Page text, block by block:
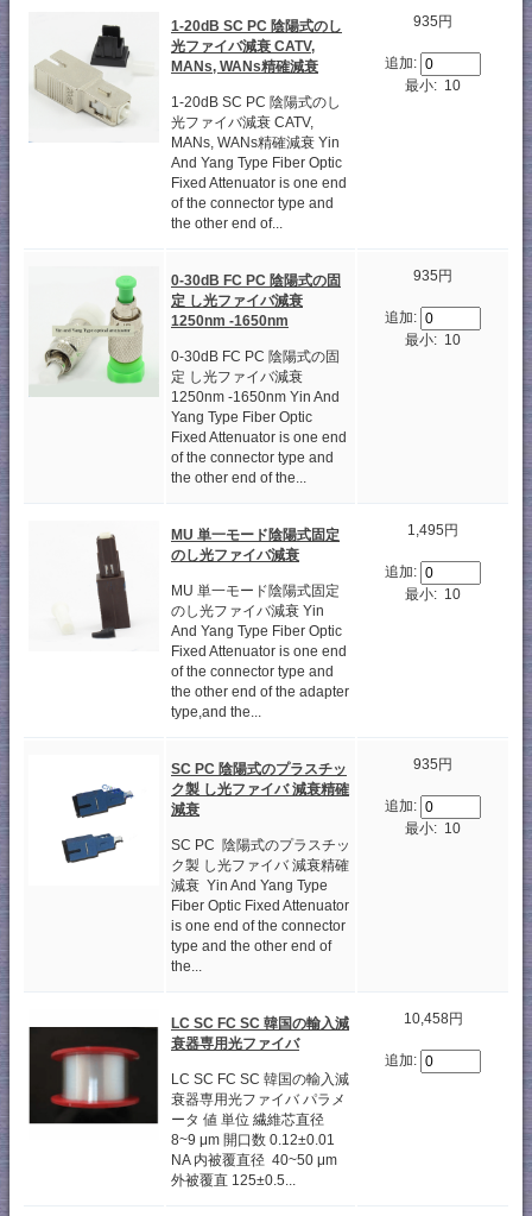
1-20dB SC PC 陰陽式のし
光ファイバ減衰 CATV,
MANs, WANs精確減衰
1-20dB SC PC 陰陽式のし
光ファイバ減衰 CATV,
MANs, WANs精確減衰 Yin
And Yang Type Fiber Optic
Fixed Attenuator is one end
of the connector type and
the other end of...
935円
追加:
最小: 10
0-30dB FC PC 陰陽式の固
定 し光ファイバ減衰
1250nm -1650nm
0-30dB FC PC 陰陽式の固
定 し光ファイバ減衰
1250nm -1650nm Yin And
Yang Type Fiber Optic
Fixed Attenuator is one end
of the connector type and
the other end of the...
935円
追加:
最小: 10
MU 単一モード陰陽式固定
のし光ファイバ減衰
MU 単一モード陰陽式固定
のし光ファイバ減衰 Yin
And Yang Type Fiber Optic
Fixed Attenuator is one end
of the connector type and
the other end of the adapter
type,and the...
1,495円
追加:
最小: 10
SC PC 陰陽式のプラスチッ
ク製 し光ファイバ 減衰精確
減衰
SC PC 陰陽式のプラスチッ
ク製 し光ファイバ 減衰精確
減衰 Yin And Yang Type
Fiber Optic Fixed Attenuator
is one end of the connector
type and the other end of
the...
935円
追加:
最小: 10
LC SC FC SC 韓国の輸入減
衰器専用光ファイバ
LC SC FC SC 韓国の輸入減
衰器専用光ファイバ パラメ
ータ 値 単位 繊維芯直径
8~9 μm 開口数 0.12±0.01
NA 内被覆直径 40~50 μm
外被覆直 125±0.5...
10,458円
追加: